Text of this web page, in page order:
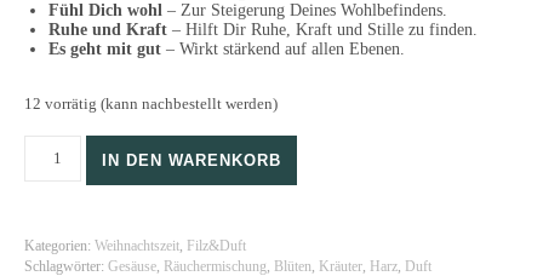
Fühl Dich wohl – Zur Steigerung Deines Wohlbefindens.
Ruhe und Kraft – Hilft Dir Ruhe, Kraft und Stille zu finden.
Es geht mit gut – Wirkt stärkend auf allen Ebenen.
12 vorrätig (kann nachbestellt werden)
IN DEN WARENKORB
Kategorien: Weihnachtszeit, Filz&Duft
Schlagwörter: Gesäuse, Räuchermischung, Blüten, Kräuter, Harz, Duft